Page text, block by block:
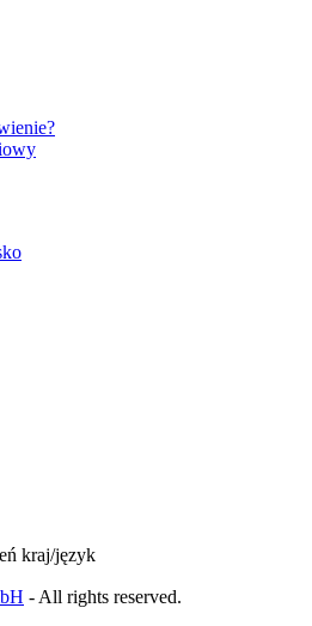
kraj/język
- All rights reserved.